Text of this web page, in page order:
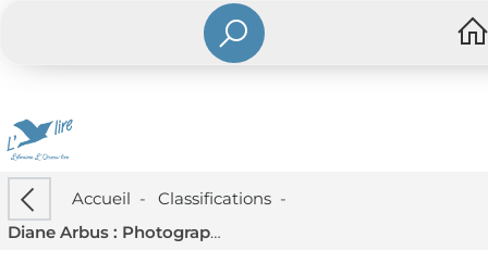
Accueil - Classifications-
Diane Arbus : Photographier Les Invisibles